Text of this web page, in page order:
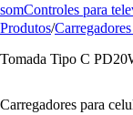
somControles para
Produtos/
Tomada Tipo C
Carregadores para